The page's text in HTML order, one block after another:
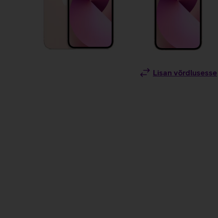
Lisan võrdlusesse